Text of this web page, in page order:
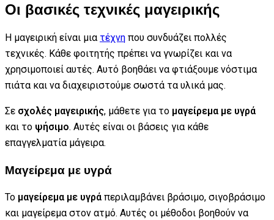
Οι βασικές τεχνικές μαγειρικής
Η μαγειρική είναι μια τέχνη που συνδυάζει πολλές
τεχνικές. Κάθε φοιτητής πρέπει να γνωρίζει και να
χρησιμοποιεί αυτές. Αυτό βοηθάει να φτιάξουμε νόστιμα
πιάτα και να διαχειριστούμε σωστά τα υλικά μας.
Σε σχολές μαγειρικής, μάθετε για το μαγείρεμα με υγρά
και το ψήσιμο. Αυτές είναι οι βάσεις για κάθε
επαγγελματία μάγειρα.
Μαγείρεμα με υγρά
Το μαγείρεμα με υγρά περιλαμβάνει βράσιμο, σιγοβράσιμο
και μαγείρεμα στον ατμό. Αυτές οι μέθοδοι βοηθούν να